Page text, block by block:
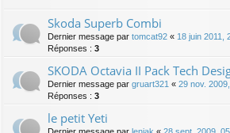
Skoda Superb Combi
Dernier message par tomcat92 « 18 juin 2011,
Réponses : 3
SKODA Octavia II Pack Tech
Dernier message par gruart321 « 29 nov.
Réponses : 3
le petit Yeti